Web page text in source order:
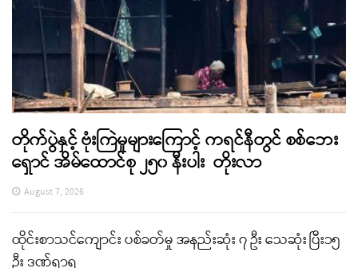
တိုက်ပွဲနှင့် ဗုံးကြဲမှုများကြောင့် ကရင်နီတွင် စစ်ဘေး
ရှောင် အိမ်ထောင်စု ၂၅၀ နီးပါး တိုးလာ
August 7, 2026
ထိုင်းစာသင်ကျောင်း ပစ်ခတ်မှု အနည်းဆုံး ၇ ဦး သေဆုံး ပြီး၁၅
ဦး ဒဏ်ရာရ